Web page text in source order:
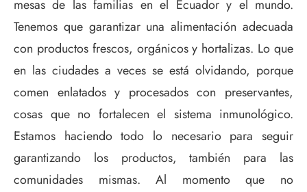
mesas de las familias en el Ecuador y el mundo.
Tenemos que garantizar una alimentación adecuada
con productos frescos, orgánicos y hortalizas. Lo que
en las ciudades a veces se está olvidando, porque
comen enlatados y procesados con preservantes,
cosas que no fortalecen el sistema inmunológico.
Estamos haciendo todo lo necesario para seguir
garantizando los productos, también para las
comunidades mismas. Al momento que no